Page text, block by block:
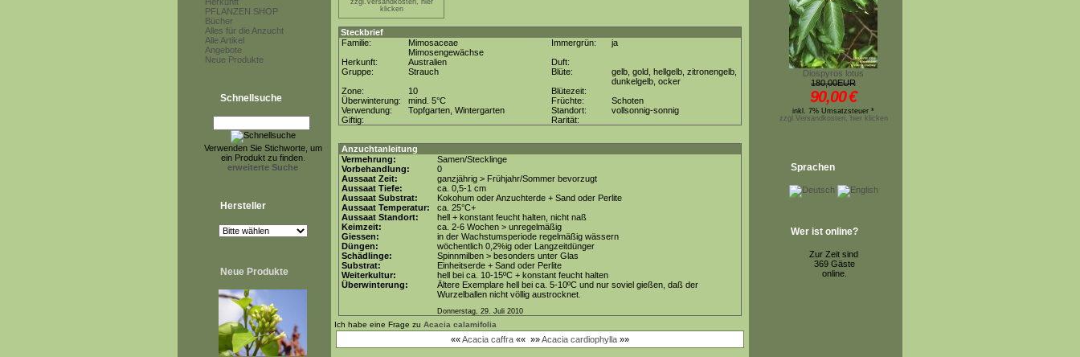
PFLANZEN SHOP
Bücher
Alles für die Anzucht
Alle Artikel
Angebote
Neue Produkte
Schnellsuche
Verwenden Sie Stichworte, um
ein Produkt zu finden.
erweiterte Suche
Hersteller
Neue Produkte
zzgl.Versandkosten, hier
klicken
Steckbrief
Familie:
Mimosaceae
Mimosengewächse
Immergrün:
ja
Herkunft:
Australien
Duft:
Gruppe:
Strauch Blüte:
gelb, gold, hellgelb, zitronengelb,
dunkelgelb, ocker
Zone:
10
Blütezeit:
Überwinterung:
mind. 5°C Früchte:
Schoten
Verwendung:
Topfgarten, Wintergarten Standort:
vollsonnig-sonnig
Giftig:
Rarität:
Anzuchtanleitung
Vermehrung:
Samen/Stecklinge
Vorbehandlung:
0
Aussaat Zeit:
ganzjährig > Frühjahr/Sommer bevorzugt
Aussaat Tiefe:
ca. 0,5-1 cm
Aussaat Substrat:
Kokohum oder Anzuchterde + Sand oder Perlite
Aussaat Temperatur:
ca. 25°C+
Aussaat Standort:
hell + konstant feucht halten, nicht naß
Keimzeit:
ca. 2-6 Wochen > unregelmäßig
Giessen:
in der Wachstumsperiode regelmäßig wässern
Düngen:
wöchentlich 0,2%ig oder Langzeitdünger
Schädlinge:
Spinnmilben > besonders unter Glas
Substrat:
Einheitserde + Sand oder Perlite
Weiterkultur:
hell bei ca. 10-15ºC + konstant feucht halten
Überwinterung:
Ältere Exemplare hell bei ca. 5-10ºC und nur soviel gießen, daß der
Wurzelballen nicht völlig austrocknet.
Donnerstag, 29. Juli 2010
Ich habe eine Frage zu Acacia calamifolia
««Acacia caffra «« »»Acacia cardiophylla »»
Diospyros lotus
180,00EUR
90,00€
inkl. 7% Umsatzsteuer *
zzgl.Versandkosten, hier klicken
Sprachen
Wer ist online?
Zur Zeit sind
369 Gäste
online.